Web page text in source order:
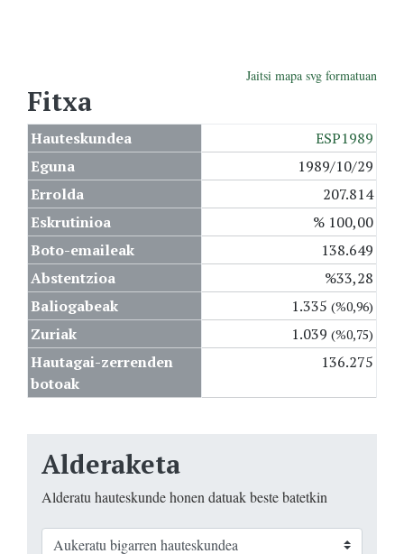
Jaitsi mapa svg formatuan
Fitxa
Hauteskundea
ESP1989
Eguna
1989/10/29
Errolda
207.814
Eskrutinioa
% 100,00
Boto-emaileak
138.649
Abstentzioa
%33,28
Baliogabeak
1.335 (%0,96)
Zuriak 1.039 (%0,75)
Hautagai-zerrenden
botoak
136.275
Alderaketa
Alderatu hauteskunde honen datuak beste batetkin